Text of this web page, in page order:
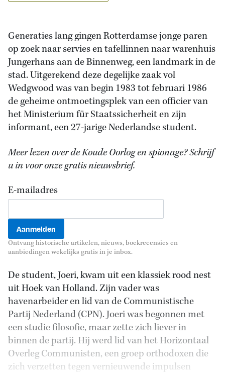
Generaties lang gingen Rotterdamse jonge paren
op zoek naar servies en tafellinnen naar warenhuis
Jungerhans aan de Binnenweg, een landmark in de
stad. Uitgerekend deze degelijke zaak vol
Wedgwood was van begin 1983 tot februari 1986
de geheime ontmoetingsplek van een officier van
het Ministerium für Staatssicherheit en zijn
informant, een 27-jarige Nederlandse student.
Meer lezen over de Koude Oorlog en spionage? Schrijf
u in voor onze gratis nieuwsbrief.
E-mailadres
Ontvang historische artikelen, nieuws, boekrecensies en
aanbiedingen wekelijks gratis in je inbox.
De student, Joeri, kwam uit een klassiek rood nest
uit Hoek van Holland. Zijn vader was
havenarbeider en lid van de Communistische
Partij Nederland (CPN). Joeri was begonnen met
een studie filosofie, maar zette zich liever in
binnen de partij. Hij werd lid van het Horizontaal
Overleg Communisten, een groep orthodoxen die
zich verzetten tegen vernieuwende impulsen